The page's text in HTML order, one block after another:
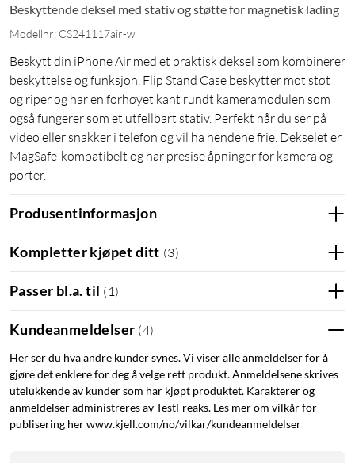
Beskyttende deksel med stativ og støtte for magnetisk lading
Modellnr: CS241117air-w
Beskytt din iPhone Air med et praktisk deksel som kombinerer
beskyttelse og funksjon. Flip Stand Case beskytter mot støt
og riper og har en forhøyet kant rundt kameramodulen som
også fungerer som et utfellbart stativ. Perfekt når du ser på
video eller snakker i telefon og vil ha hendene frie. Dekselet er
MagSafe-kompatibelt og har presise åpninger for kamera og
porter.
Produsentinformasjon
Kompletter kjøpet ditt (3)
Passer bl.a. til ( 1)
Kundeanmeldelser (4)
Her ser du hva andre kunder synes. Vi viser alle anmeldelser for å
gjøre det enklere for deg å velge rett produkt. Anmeldelsene skrives
utelukkende av kunder som har kjøpt produktet. Karakterer og
anmeldelser administreres av TestFreaks. Les mer om vilkår for
publisering her www.kjell.com/no/vilkar/kundeanmeldelser